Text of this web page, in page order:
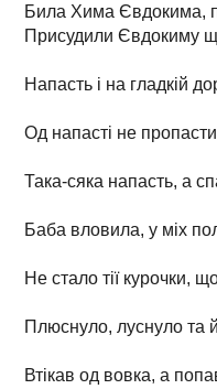
Била Хима Євдокима,
Присудили Євдокиму
Напасть і на гладкій
Од напасті не
Така-сяка напасть, а
Баба вловила, у міх
Не стало тії курочки,
Плюснуло, луснуло та
Втікав од вовка, а